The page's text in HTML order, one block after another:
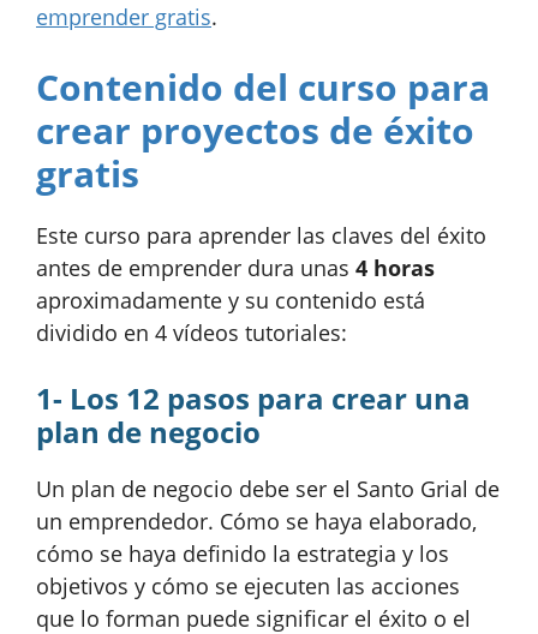
emprender gratis.
Contenido del curso para
crear proyectos de éxito
gratis
Este curso para aprender las claves del éxito
antes de emprender dura unas 4 horas
aproximadamente y su contenido está
dividido en 4 vídeos tutoriales:
1- Los 12 pasos para crear una
plan de negocio
Un plan de negocio debe ser el Santo Grial de
un emprendedor. Cómo se haya elaborado,
cómo se haya definido la estrategia y los
objetivos y cómo se ejecuten las acciones
que lo forman puede significar el éxito o el